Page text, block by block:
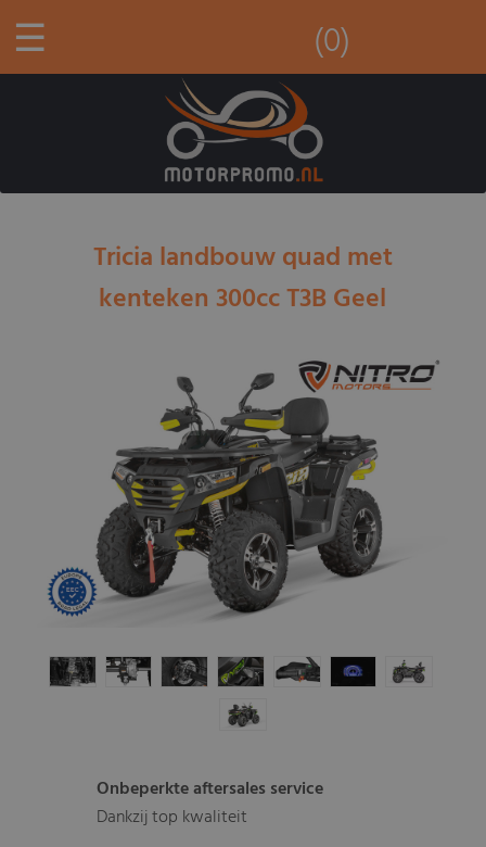
☰ (0)
Tricia landbouw quad met
kenteken 300cc T3B Geel
Onbeperkte aftersales service
Dankzij top kwaliteit